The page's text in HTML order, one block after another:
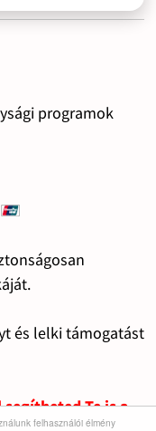
felhasználói élmény
programok
és lelki támogatást
Te is a